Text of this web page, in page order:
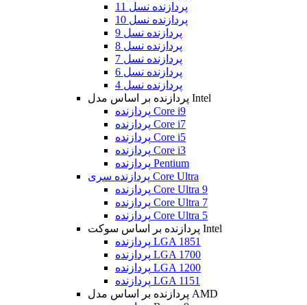
پردازنده نسل 11
پردازنده نسل 10
پردازنده نسل 9
پردازنده نسل 8
پردازنده نسل 7
پردازنده نسل 6
پردازنده نسل 4
پردازنده بر اساس مدل Intel
پردازنده Core i9
پردازنده Core i7
پردازنده Core i5
پردازنده Core i3
پردازنده Pentium
پردازنده سری Core Ultra
پردازنده Core Ultra 9
پردازنده Core Ultra 7
پردازنده Core Ultra 5
پردازنده بر اساس سوکت Intel
پردازنده LGA 1851
پردازنده LGA 1700
پردازنده LGA 1200
پردازنده LGA 1151
پردازنده بر اساس مدل AMD